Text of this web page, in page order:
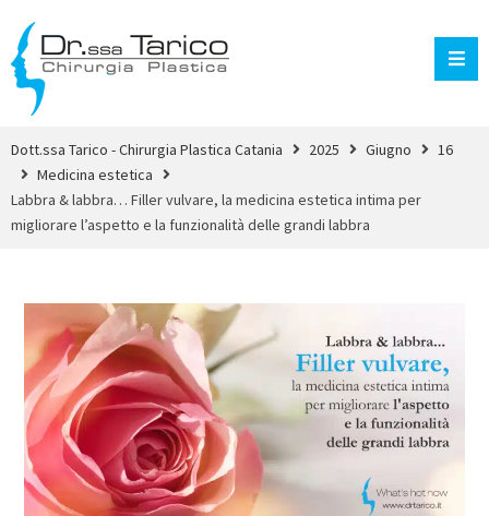
Dott.ssa Tarico - Chirurgia Plastica Catania 2025 Giugno
16
Medicina estetica
Labbra & labbra… Filler vulvare, la medicina estetica intima per
migliorare l’aspetto e la funzionalità delle grandi labbra